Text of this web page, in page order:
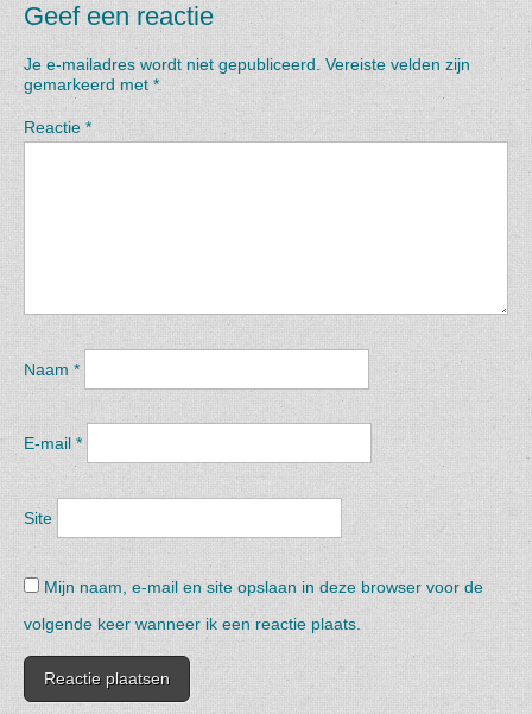
Geef een reactie
Je e-mailadres wordt niet gepubliceerd. Vereiste velden zijn
gemarkeerd met *
Reactie*
Naam*
E-mail *
Site
Mijn naam, e-mail en site opslaan in deze browser voor de
volgende keer wanneer ik een reactie plaats.